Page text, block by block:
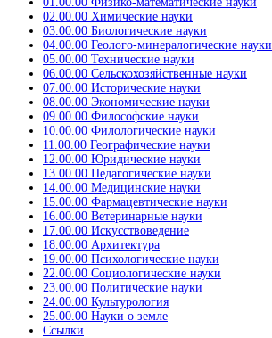
02.00.00 Химические науки
03.00.00 Биологические науки
04.00.00 Геолого-минералогические науки
05.00.00 Технические науки
06.00.00 Сельскохозяйственные науки
07.00.00 Исторические науки
08.00.00 Экономические науки
09.00.00 Философские науки
10.00.00 Филологические науки
11.00.00 Географические науки
12.00.00 Юридические науки
13.00.00 Педагогические науки
14.00.00 Медицинские науки
15.00.00 Фармацевтические науки
16.00.00 Ветеринарные науки
17.00.00 Искусствоведение
18.00.00 Архитектура
19.00.00 Психологические науки
22.00.00 Социологические науки
23.00.00 Политические науки
24.00.00 Культурология
25.00.00 Науки о земле
Ссылки